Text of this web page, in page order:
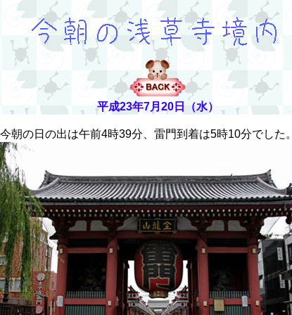
平成23年7月20日（水）
の日の出は午前4時39分、雷門到着は5時10分でした。